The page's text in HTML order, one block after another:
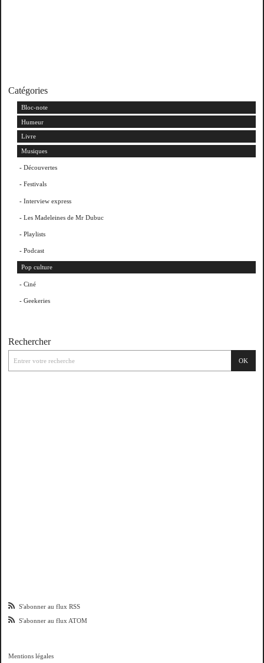
Catégories
Bloc-note
Humeur
Livre
Musiques
Découvertes
Festivals
Interview express
Les Madeleines de Mr Dubuc
Playlists
Podcast
Pop culture
Ciné
Geekeries
Rechercher
S'abonner au flux RSS
S'abonner au flux ATOM
Mentions légales